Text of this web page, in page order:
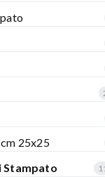
25x25
Stampato